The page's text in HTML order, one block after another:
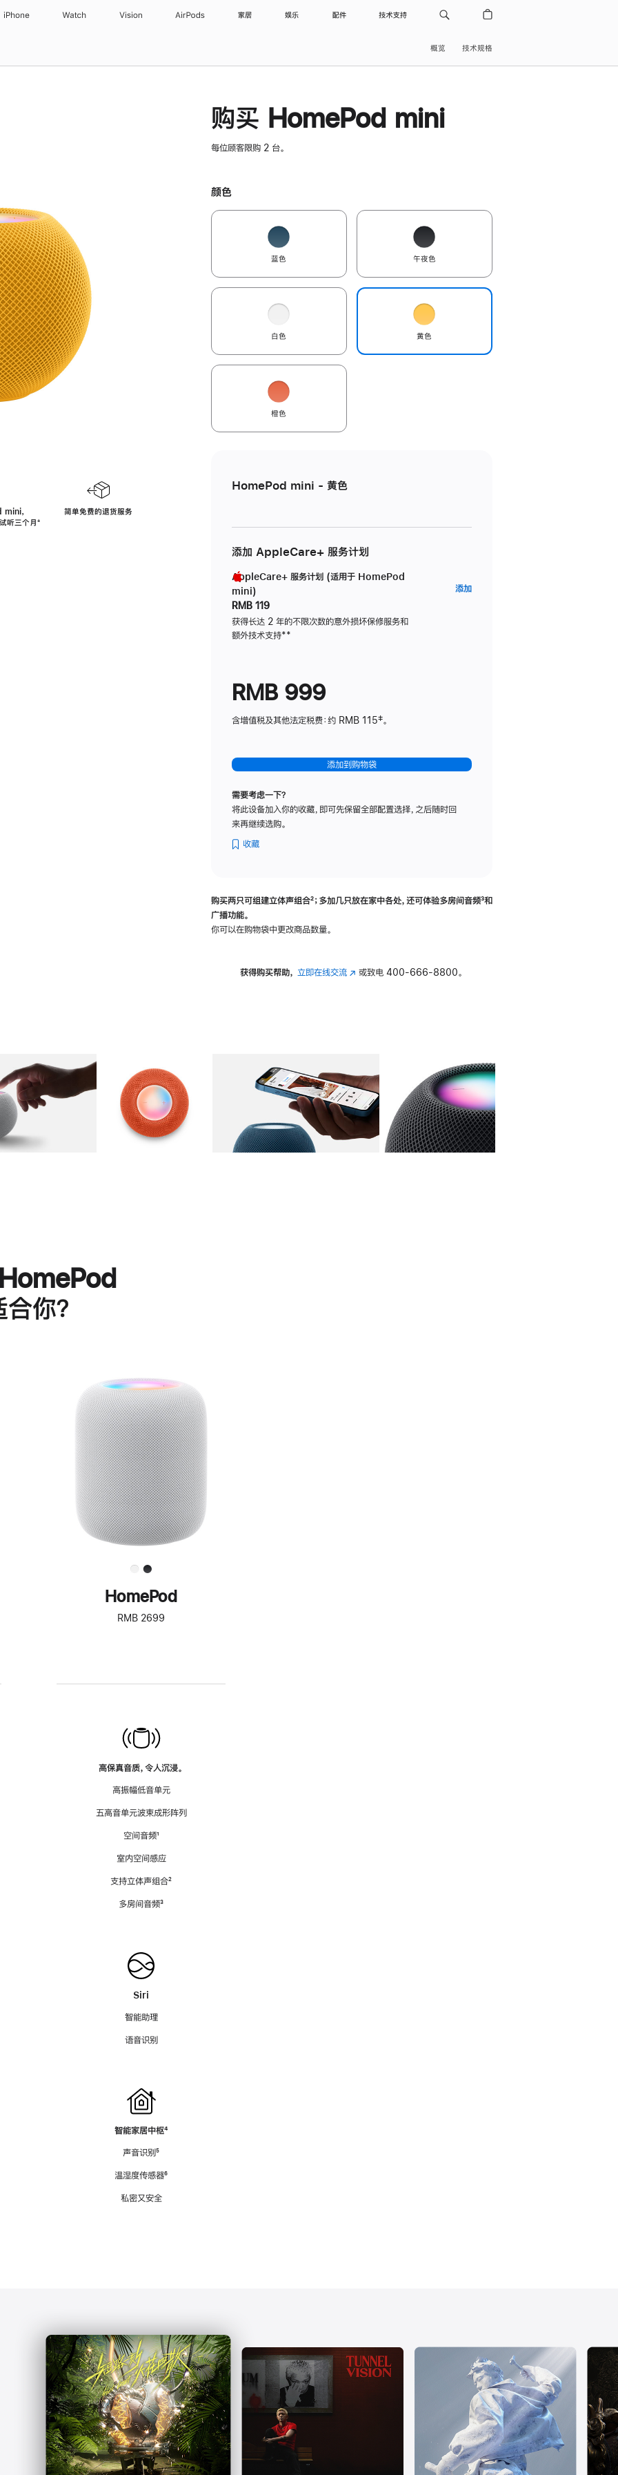
iPhone Watch Vision AirPods 家居 娱乐 配件 技术支持
概览 技术规格
，
听三个月脚
⁺
简单免费的退货服务
购买 HomePod mini
每位顾客限购 2 台。
颜色
蓝色 午夜色
白色 黄色
橙色
HomePod mini - 黄色
添加 AppleCare+ 服务计划
AppleCare+ 服务计划 (适用于 HomePod
mini)
RMB 119
获得长达 2 年的不限次数的意外损坏保修服务和
额外技术支持脚
**
添加AppleCare+
RMB 999
含增值税及其他法定税费：约 RMB 115‡。
添加到购物袋
需要考虑一下？
将此设备加入你的收藏，即可先保留全部配置选择，之后随时回
来再继续选购。
收藏
购买两只可组建立体声组合脚
²；多加几只放在家中各处，还可体验多‍房‍间音频脚
³和
广播功能。
你可以在购物袋中更改商品数量。
获得购买帮助， 立即在线交流(在 或致电 400-666-8800。
图库 图像 图库 图像 图库 图像 4 图库 图像 5
你？
进
一
步
了
解
HomePod<
HomePod
RMB 2699
高保真音质，令人沉浸。
高振幅低音单元
五高音单元波束成形阵列
空间音频脚
¹
室内空间感应
支持立体声组合脚
²
多房间音频脚
³
Siri
智能助理
语音识别
智能家居中枢脚
⁴
声音识别脚
⁵
温湿度传感器脚
⁶
私密又安全